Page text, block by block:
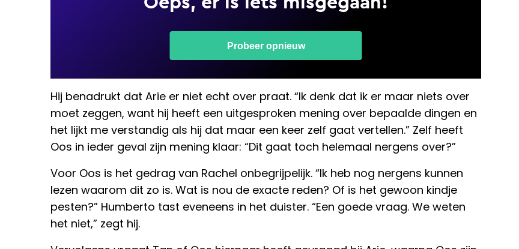
Hij benadrukt dat Arie er niet echt over praat. “Ik denk dat ik er maar niets over
moet zeggen, want hij heeft een uitgesproken mening over bepaalde dingen en
het lijkt me verstandig als hij dat maar een keer zelf gaat vertellen.” Zelf heeft
Oos in ieder geval zijn mening klaar: “Dit gaat toch helemaal nergens over?”
Voor Oos is het gedrag van Rachel onbegrijpelijk. “Ik heb nog nergens kunnen
lezen waarom dit zo is. Wat is nou de exacte reden? Of is het gewoon kindje
pesten?” Humberto tast eveneens in het duister. “Een goede vraag. We weten
het niet,” zegt hij.